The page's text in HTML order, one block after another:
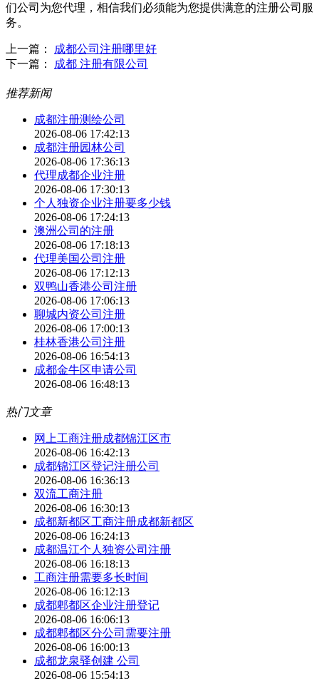
们公司为您代理，相信我们必须能为您提供满意的注册公司服
务。
上一篇：
成都公司注册哪里好
下一篇：
成都 注册有限公司
推荐新闻
成都注册测绘公司
2026-08-06 17:42:13
成都注册园林公司
2026-08-06 17:36:13
代理成都企业注册
2026-08-06 17:30:13
个人独资企业注册要多少钱
2026-08-06 17:24:13
澳洲公司的注册
2026-08-06 17:18:13
代理美国公司注册
2026-08-06 17:12:13
双鸭山香港公司注册
2026-08-06 17:06:13
聊城内资公司注册
2026-08-06 17:00:13
桂林香港公司注册
2026-08-06 16:54:13
成都金牛区申请公司
2026-08-06 16:48:13
热门文章
网上工商注册成都锦江区市
2026-08-06 16:42:13
成都锦江区登记注册公司
2026-08-06 16:36:13
双流工商注册
2026-08-06 16:30:13
成都新都区工商注册成都新都区
2026-08-06 16:24:13
成都温江个人独资公司注册
2026-08-06 16:18:13
工商注册需要多长时间
2026-08-06 16:12:13
成都郫都区企业注册登记
2026-08-06 16:06:13
成都郫都区分公司需要注册
2026-08-06 16:00:13
成都龙泉驿创建 公司
2026-08-06 15:54:13